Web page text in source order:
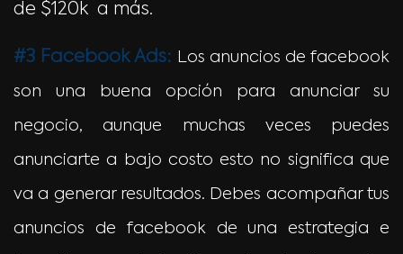
de $120k a más.
#3 Facebook Ads: Los anuncios de facebook
son una buena opción para anunciar su
negocio, aunque muchas veces puedes
anunciarte a bajo costo esto no significa que
va a generar resultados. Debes acompañar tus
anuncios de facebook de una estrategia e